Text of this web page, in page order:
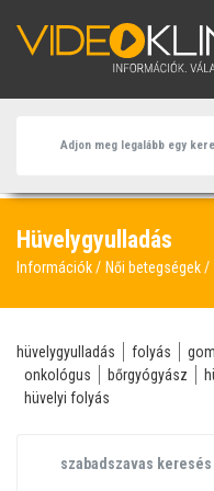
Hüvelygyulladás
Információk Női betegségek
hüvelygyulladás folyás
onkológus
bőrgyógyász
hüvelyi folyás